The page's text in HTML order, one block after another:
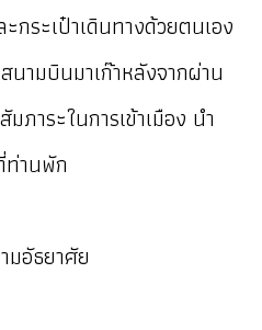
กระเป๋าเดินทางด้วยตนเอง
นามบินมาเก๊าหลังจากผ่าน
ภาระในการเข้าเมือง นำ
ท่านพัก
อัธยาศัย